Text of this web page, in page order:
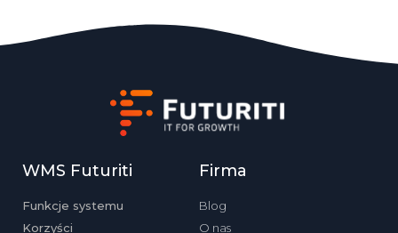
WMS Futuriti
Funkcje systemu
Korzyści
Firma
Blog
O nas